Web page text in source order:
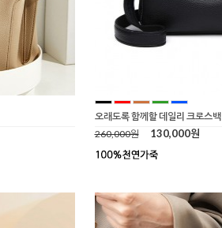
오래도록 함께할 데일리 크로스백
260,000원
130,000원